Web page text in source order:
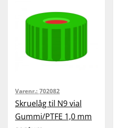
Varenr.: 702082
Skruelåg til N9 vial
Gummi/PTFE 1,0 mm